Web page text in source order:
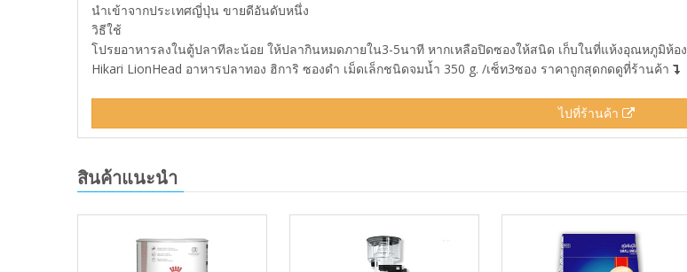
นำเข้าจากประเทศญี่ปุ่น ขายดีอันดับหนึ่ง
วิธีใช้
โปรยอาหารลงในตู้ปลาทีละน้อย ให้ปลากินหมดภายใน3-5นาที หากเหลือปิดซองให้สนิด เก็บในที่แห้งอุณหภูมิห้อง
Hikari LionHead อาหารปลาทอง ฮิการิ ซองดำ เม็ดเล็กชนิดจมน้ำ 350 g. /เซ็ท3ซอง ราคาถูกสุดกดดูที่ร้านค้า
ไปที่ร้านค้า
สินค้าแนะนำ